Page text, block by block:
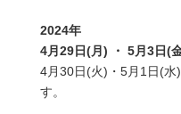
2024年
4月29日(月) ・ 5月3日(
4月30日(火)・5月1日(水
す。